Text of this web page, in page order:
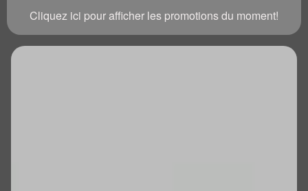
Cliquez ici pour afficher les promotions du moment!